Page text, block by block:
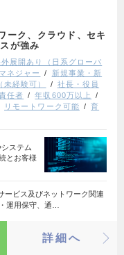
ク、クラウド、セキ
が強み
外展開あり（日系グローバ
ネジャー
新規事業・新
経験可）
社長・役員
任者
年収600万以上
リモートワーク可能
育
ステム
とお客様
ービス及びネットワーク関連
運用保守、通…
詳細へ